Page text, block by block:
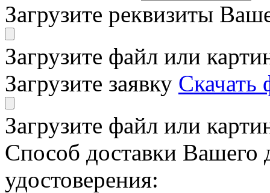
Загрузите реквизиты
Загрузите файл или
Загрузите заявку Скачать
Загрузите файл или
Способ доставки Вашего
удостоверения: